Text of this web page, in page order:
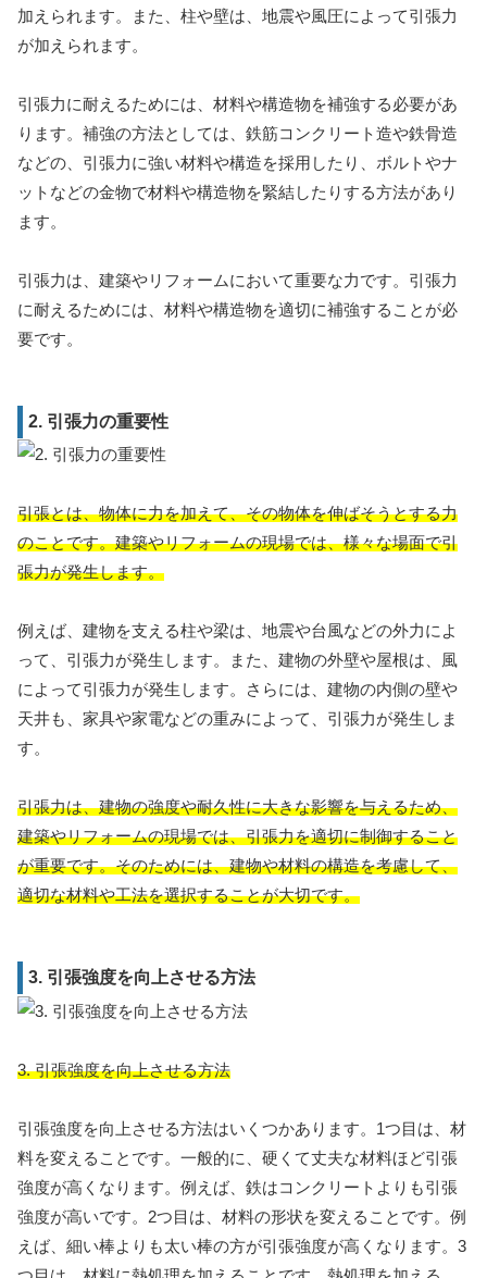
加えられます。また、柱や壁は、地震や風圧によって引張力
が加えられます。
引張力に耐えるためには、材料や構造物を補強する必要があ
ります。補強の方法としては、鉄筋コンクリート造や鉄骨造
などの、引張力に強い材料や構造を採用したり、ボルトやナ
ットなどの金物で材料や構造物を緊結したりする方法があり
ます。
引張力は、建築やリフォームにおいて重要な力です。引張力
に耐えるためには、材料や構造物を適切に補強することが必
要です。
2. 引張力の重要性
引張とは、物体に力を加えて、その物体を伸ばそうとする力
のことです。建築やリフォームの現場では、様々な場面で引
張力が発生します。
例えば、建物を支える柱や梁は、地震や台風などの外力によ
って、引張力が発生します。また、建物の外壁や屋根は、風
によって引張力が発生します。さらには、建物の内側の壁や
天井も、家具や家電などの重みによって、引張力が発生しま
す。
引張力は、建物の強度や耐久性に大きな影響を与えるため、
建築やリフォームの現場では、引張力を適切に制御すること
が重要です。そのためには、建物や材料の構造を考慮して、
適切な材料や工法を選択することが大切です。
3. 引張強度を向上させる方法
3. 引張強度を向上させる方法
引張強度を向上させる方法はいくつかあります。1つ目は、材
料を変えることです。一般的に、硬くて丈夫な材料ほど引張
強度が高くなります。例えば、鉄はコンクリートよりも引張
強度が高いです。2つ目は、材料の形状を変えることです。例
えば、細い棒よりも太い棒の方が引張強度が高くなります。3